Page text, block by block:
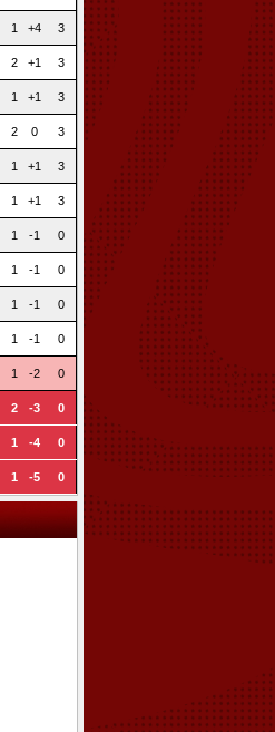
1 +4 3
2 +1 3
1 +1 3
2 0 3
1 +1 3
1 +1 3
1 -1 0
1 -1 0
1 -1 0
1 -1 0
1 -2 0
2 -3 0
1 -4 0
1 -5 0